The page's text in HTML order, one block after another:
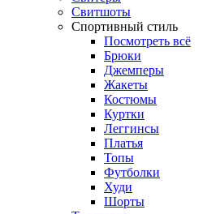
Свитшоты
Спортивный стиль
Посмотреть всё
Брюки
Джемперы
Жакеты
Костюмы
Куртки
Леггинсы
Платья
Топы
Футболки
Худи
Шорты